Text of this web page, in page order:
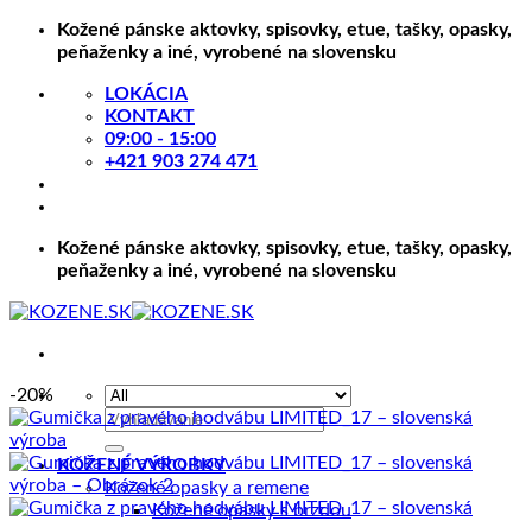
Skip
Kožené pánske aktovky, spisovky, etue, tašky, opasky,
peňaženky a iné, vyrobené na slovensku
LOKÁCIA
KONTAKT
09:00 - 15:00
+421 903 274 471
Kožené pánske aktovky, spisovky, etue, tašky, opasky,
peňaženky a iné, vyrobené na slovensku
Hľadať:
KOŽENÉ VÝROBKY
Kožené opasky a remene
Kožené opasky s brzdou
-20%